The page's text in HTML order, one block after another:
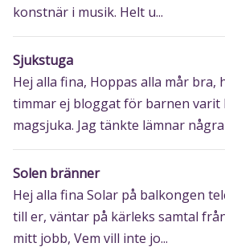
konstnär i musik. Helt u...
Sjukstuga
Hej alla fina, Hoppas alla mår bra,
timmar ej bloggat för barnen varit
magsjuka. Jag tänkte lämnar
Solen bränner
Hej alla fina Solar på balkongen
till er, väntar på kärleks samtal
mitt jobb, Vem vill inte jo...